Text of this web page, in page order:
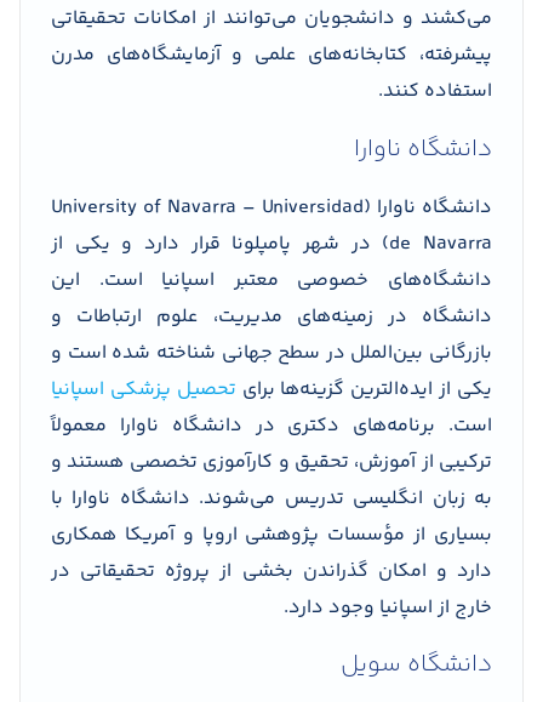
می‌کشند و دانشجویان می‌توانند از امکانات تحقیقاتی
پیشرفته، کتابخانه‌های علمی و آزمایشگاه‌های مدرن
استفاده کنند.
دانشگاه ناوارا
دانشگاه ناوارا (University of Navarra – Universidad
de Navarra) در شهر پامپلونا قرار دارد و یکی از
دانشگاه‌های خصوصی معتبر اسپانیا است. این
دانشگاه در زمینه‌های مدیریت، علوم ارتباطات و
بازرگانی بین‌الملل در سطح جهانی شناخته شده است و
یکی از ایده‌الترین گزینه‌ها برای تحصیل پزشکی اسپانیا
است. برنامه‌های دکتری در دانشگاه ناوارا معمولاً
ترکیبی از آموزش، تحقیق و کارآموزی تخصصی هستند و
به زبان انگلیسی تدریس می‌شوند. دانشگاه ناوارا با
بسیاری از مؤسسات پژوهشی اروپا و آمریکا همکاری
دارد و امکان گذراندن بخشی از پروژه تحقیقاتی در
خارج از اسپانیا وجود دارد.
دانشگاه سویل